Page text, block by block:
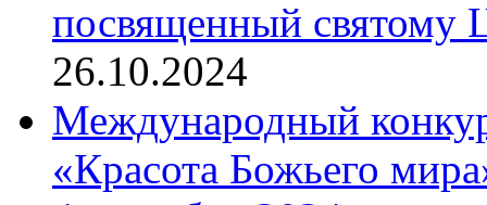
посвященный святому
26.10.2024
Международный
«Красота Божьего